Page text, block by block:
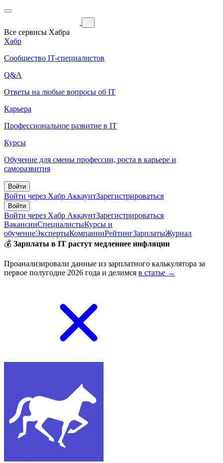
Все сервисы Хабра
Хабр
Сообщество IT-специалистов
Q&A
Ответы на любые вопросы об IT
Карьера
Профессиональное развитие в IT
Курсы
Обучение для смены профессии, роста в карьере и
саморазвития
Войти
Войти через Хабр АккаунтЗарегистрироваться
Войти
Войти через Хабр АккаунтЗарегистрироваться
ВакансииСпециалистыКурсы и
обучениеЭкспертыКомпанииРейтингЗарплатыЖурнал
💰 Зарплаты в IT растут медленнее инфляции
Проанализировали данные из зарплатного калькулятора за
первое полугодие 2026 года и делимся в статье →